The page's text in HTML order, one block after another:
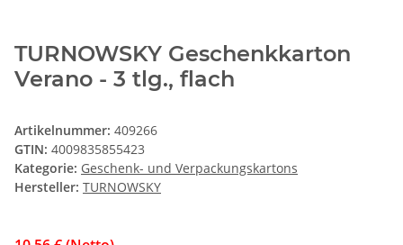
TURNOWSKY Geschenkkarton
Verano - 3 tlg., flach
Artikelnummer: 409266
GTIN: 4009835855423
Kategorie: Geschenk- und Verpackungskartons
Hersteller: TURNOWSKY